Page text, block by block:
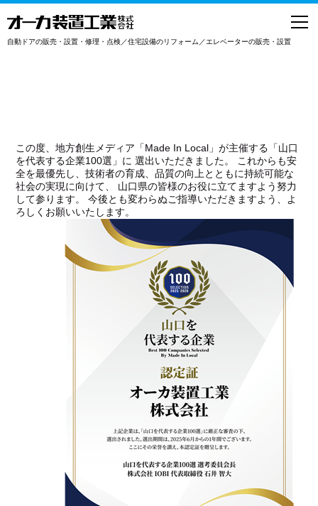
自動ドアの販売・設置・修理・点検／住宅設備のリフォーム／エレベーターの販売・設置
この度、地方創生メディア「Made In Local」が主催する「山口
を代表する企業100選」に 選出いただきました。 これからも安
全を最優先し、技術者の育成、品質の向上とともに持続可能な
社会の実現に向けて、 山口県の皆様のお役に立てますよう努力
して参ります。 今後とも変わらぬご指導いただきますよう、よ
ろしくお願いいたします。